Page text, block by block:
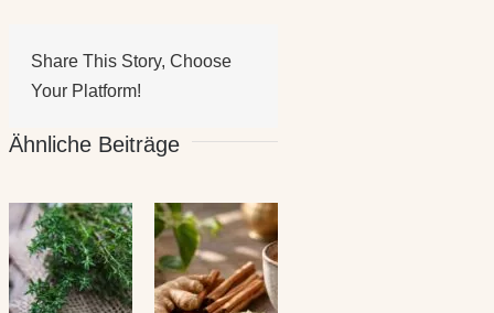
Share This Story, Choose
Your Platform!
Ähnliche Beiträge